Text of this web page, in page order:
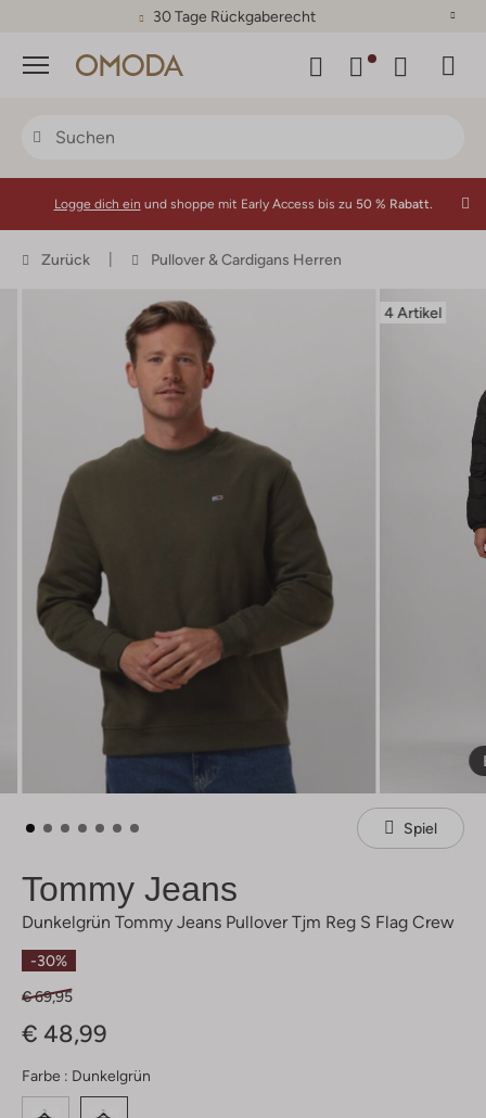
30 Tage Rückgaberecht
Menü
Logge dich ein und shoppe mit Early Access bis zu 50 % Rabatt.
Zurück Pullover & Cardigans Herren
4 Artikel
Spiel
Tommy Jeans
Dunkelgrün Tommy Jeans Pullover Tjm Reg S Flag Crew
-30%
€ 69,95
€ 48,99
Farbe : Dunkelgrün